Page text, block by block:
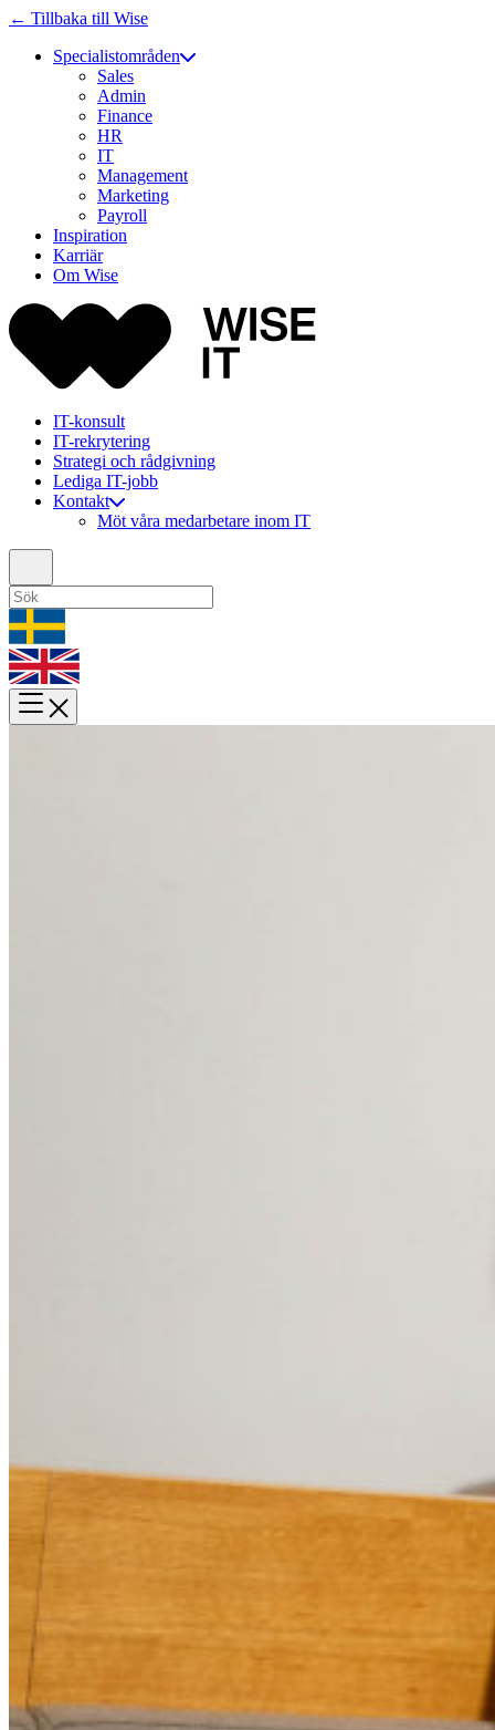
← Tillbaka till Wise
Specialistområden
Sales
Admin
Finance
HR
IT
Management
Marketing
Payroll
Inspiration
Karriär
Om Wise
IT-konsult
IT-rekrytering
Strategi och rådgivning
Lediga IT-jobb
Kontakt
Möt våra medarbetare inom IT